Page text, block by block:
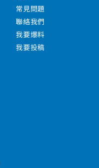
常見問題
聯絡我們
我要爆料
我要投稿